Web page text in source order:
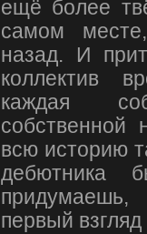
ещё более
самом
назад. И
коллектив
каждая
всю историю
дебютника
первый